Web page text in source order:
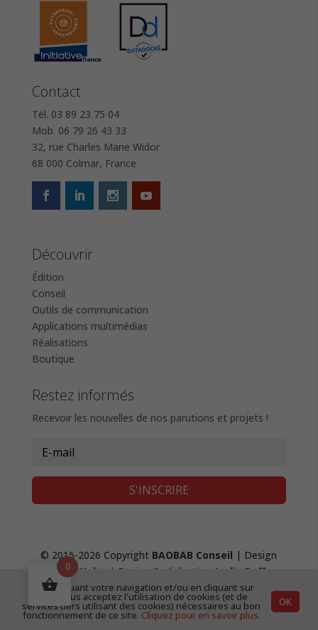
Contact
Tél. 03 89 23 75 04
Mob. 06 79 26 43 33
32, rue Charles Marie Widor
68 000 Colmar, France
Découvrir
Édition
Conseil
Outils de communication
Applications multimédias
Réalisations
Boutique
Restez informés
Recevoir les nouvelles de nos parutions et projets !
S'INSCRIRE
© 2015-2026 Copyright BAOBAB Conseil | Design
Fanny Waltz
| Design & réalisation Lydie Boffy
création de site web|Mentions Légales &
Confidentialité|CGV
0
En continuant votre navigation et/ou en cliquant sur
"OK", vous acceptez l'utilisation de cookies (et de
services tiers utilisant des cookies) nécessaires au bon
fonctionnement de ce site. Cliquez pour en savoir plus.
OK